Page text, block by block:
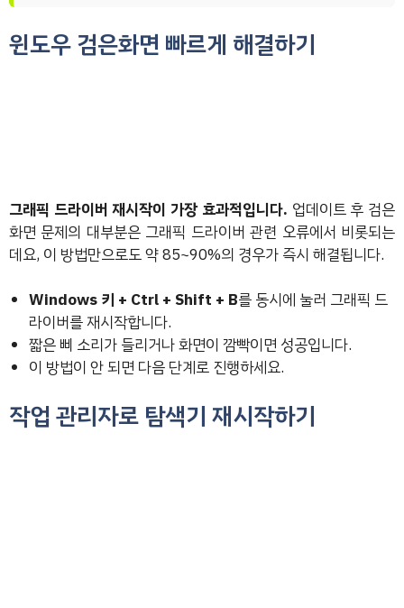
윈도우 검은화면 빠르게 해결하기
그래픽 드라이버 재시작이 가장 효과적입니다. 업데이트 후 검은
화면 문제의 대부분은 그래픽 드라이버 관련 오류에서 비롯되는
데요, 이 방법만으로도 약 85~90%의 경우가 즉시 해결됩니다.
Windows 키 + Ctrl + Shift + B를 동시에 눌러 그래픽 드
라이버를 재시작합니다.
짧은 삐 소리가 들리거나 화면이 깜빡이면 성공입니다.
이 방법이 안 되면 다음 단계로 진행하세요.
작업 관리자로 탐색기 재시작하기